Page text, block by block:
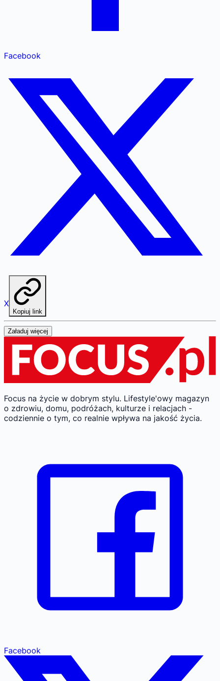
Facebook
X
Kopiuj link
Załaduj więcej
Focus na życie w dobrym stylu. Lifestyle'owy magazyn
o zdrowiu, domu, podróżach, kulturze i relacjach -
codziennie o tym, co realnie wpływa na jakość życia.
Facebook